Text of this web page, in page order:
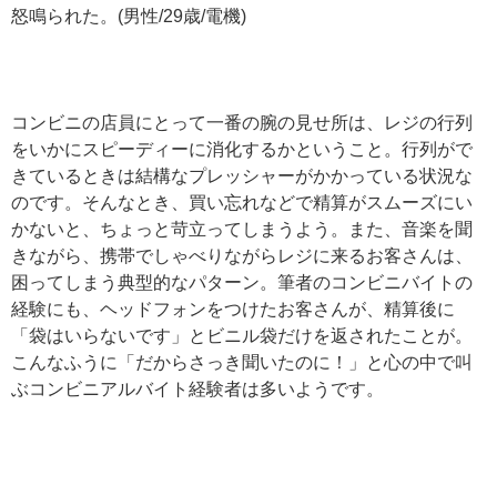
怒鳴られた。(男性/29歳/電機)
コンビニの店員にとって一番の腕の見せ所は、レジの行列
をいかにスピーディーに消化するかということ。行列がで
きているときは結構なプレッシャーがかかっている状況な
のです。そんなとき、買い忘れなどで精算がスムーズにい
かないと、ちょっと苛立ってしまうよう。また、音楽を聞
きながら、携帯でしゃべりながらレジに来るお客さんは、
困ってしまう典型的なパターン。筆者のコンビニバイトの
経験にも、ヘッドフォンをつけたお客さんが、精算後に
「袋はいらないです」とビニル袋だけを返されたことが。
こんなふうに「だからさっき聞いたのに！」と心の中で叫
ぶコンビニアルバイト経験者は多いようです。